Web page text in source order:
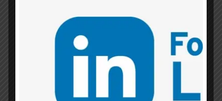
karşılaşması ancak lisansüstü düzeyde
gerçekleşmektedir. Durum bu olmakla birlikte, sadece
akademiye yönelecek olanların değil, uygulamacı
olmayı hedefleyen hukukçu adaylarının da
araştırma
yapma ve yazma becerilerini aynı paralelde
çok ama çok önemlidir. Bu ihtiyacın